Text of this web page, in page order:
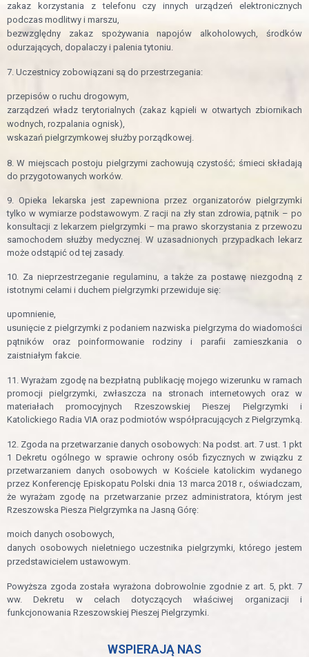
zakaz korzystania z telefonu czy innych urządzeń elektronicznych
podczas modlitwy i marszu,
bezwzględny zakaz spożywania napojów alkoholowych, środków
odurzających, dopalaczy i palenia tytoniu.
7. Uczestnicy zobowiązani są do przestrzegania:
przepisów o ruchu drogowym,
zarządzeń władz terytorialnych (zakaz kąpieli w otwartych zbiornikach
wodnych, rozpalania ognisk),
wskazań pielgrzymkowej służby porządkowej.
8. W miejscach postoju pielgrzymi zachowują czystość; śmieci składają
do przygotowanych worków.
9. Opieka lekarska jest zapewniona przez organizatorów pielgrzymki
tylko w wymiarze podstawowym. Z racji na zły stan zdrowia, pątnik – po
konsultacji z lekarzem pielgrzymki – ma prawo skorzystania z przewozu
samochodem służby medycznej. W uzasadnionych przypadkach lekarz
może odstąpić od tej zasady.
10. Za nieprzestrzeganie regulaminu, a także za postawę niezgodną z
istotnymi celami i duchem pielgrzymki przewiduje się:
upomnienie,
usunięcie z pielgrzymki z podaniem nazwiska pielgrzyma do wiadomości
pątników oraz poinformowanie rodziny i parafii zamieszkania o
zaistniałym fakcie.
11. Wyrażam zgodę na bezpłatną publikację mojego wizerunku w ramach
promocji pielgrzymki, zwłaszcza na stronach internetowych oraz w
materiałach promocyjnych Rzeszowskiej Pieszej Pielgrzymki i
Katolickiego Radia VIA oraz podmiotów współpracujących z Pielgrzymką.
12. Zgoda na przetwarzanie danych osobowych: Na podst. art. 7 ust. 1 pkt
1 Dekretu ogólnego w sprawie ochrony osób fizycznych w związku z
przetwarzaniem danych osobowych w Kościele katolickim wydanego
przez Konferencję Episkopatu Polski dnia 13 marca 2018 r., oświadczam,
że wyrażam zgodę na przetwarzanie przez administratora, którym jest
Rzeszowska Piesza Pielgrzymka na Jasną Górę:
moich danych osobowych,
danych osobowych nieletniego uczestnika pielgrzymki, którego jestem
przedstawicielem ustawowym.
Powyższa zgoda została wyrażona dobrowolnie zgodnie z art. 5, pkt. 7
ww. Dekretu w celach dotyczących właściwej organizacji i
funkcjonowania Rzeszowskiej Pieszej Pielgrzymki.
WSPIERAJĄ NAS